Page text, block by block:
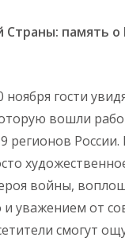
Страны: память о
ноября гости
вошли
регионов
войны,
и уважением от
смогут